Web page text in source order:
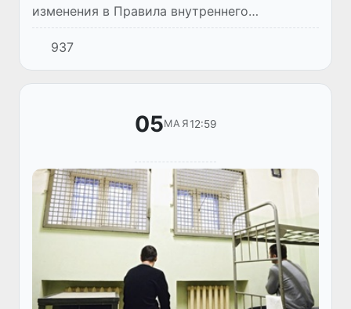
изменения в Правила внутреннего
распорядка специальных приемников,
предназначенных для приема и содержания
лиц, подвергнутых административн...
937
05МАЯ12:59